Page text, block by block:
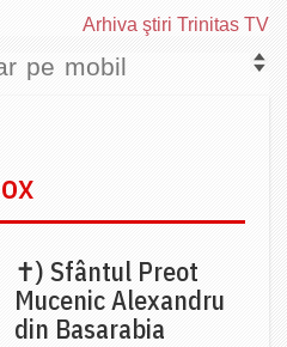
Arhiva ştiri Trinitas TV
pe mobil
✝) Sfântul Preot
Mucenic Alexandru
din Basarabia